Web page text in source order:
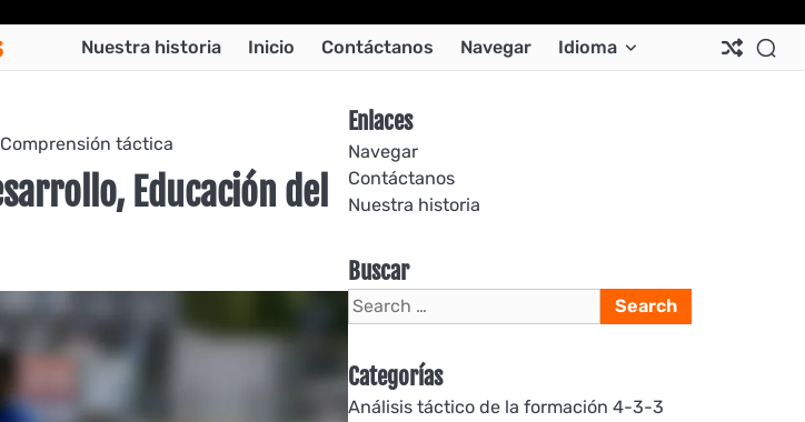
Nuestra historia Inicio Contáctanos Navegar Idioma
táctica
Educación del
Enlaces
Navegar
Contáctanos
Nuestra historia
Buscar
Search
for:
Categorías
Análisis táctico de la formación 4-3-3